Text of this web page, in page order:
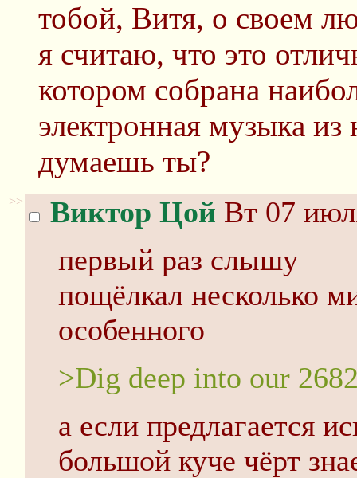
тобой, Витя, о своем
я считаю, что это
котором собрана
электронная музыка
думаешь ты?
>> Виктор Цой Вт 07
первый раз слышу
пощёлкал несколько
особенного
>Dig deep into our
а если предлагается
большой куче чёрт